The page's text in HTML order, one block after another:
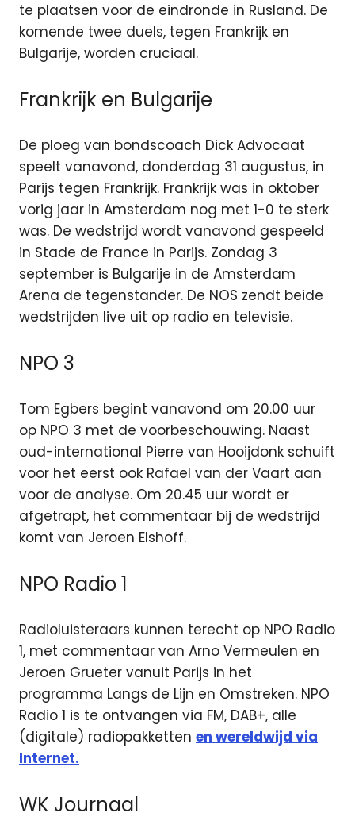
te plaatsen voor de eindronde in Rusland. De
komende twee duels, tegen Frankrijk en
Bulgarije, worden cruciaal.
Frankrijk en Bulgarije
De ploeg van bondscoach Dick Advocaat
speelt vanavond, donderdag 31 augustus, in
Parijs tegen Frankrijk. Frankrijk was in oktober
vorig jaar in Amsterdam nog met 1-0 te sterk
was. De wedstrijd wordt vanavond gespeeld
in Stade de France in Parijs. Zondag 3
september is Bulgarije in de Amsterdam
Arena de tegenstander. De NOS zendt beide
wedstrijden live uit op radio en televisie.
NPO 3
Tom Egbers begint vanavond om 20.00 uur
op NPO 3 met de voorbeschouwing. Naast
oud-international Pierre van Hooijdonk schuift
voor het eerst ook Rafael van der Vaart aan
voor de analyse. Om 20.45 uur wordt er
afgetrapt, het commentaar bij de wedstrijd
komt van Jeroen Elshoff.
NPO Radio 1
Radioluisteraars kunnen terecht op NPO Radio
1, met commentaar van Arno Vermeulen en
Jeroen Grueter vanuit Parijs in het
programma Langs de Lijn en Omstreken. NPO
Radio 1 is te ontvangen via FM, DAB+, alle
(digitale) radiopakketten en wereldwijd via
Internet.
WK Journaal